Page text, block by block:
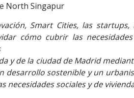
North Singapur
Smart Cities, las startups,
cómo cubrir las
y de la ciudad de Madrid
desarrollo sostenible y un
necesidades sociales y de